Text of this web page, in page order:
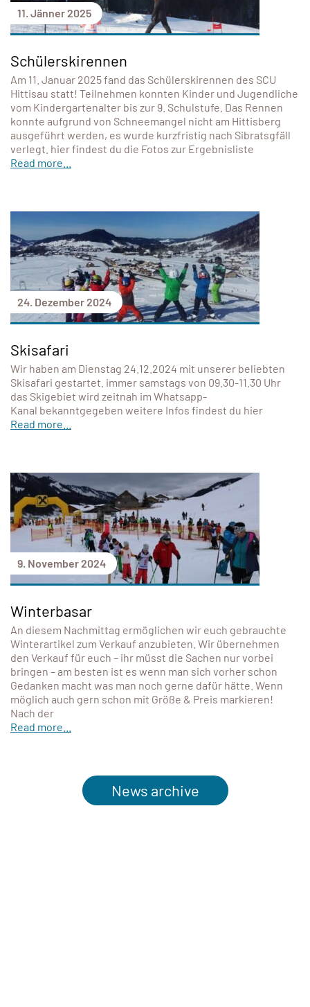
11. Jänner 2025
Schülerskirennen
Am 11. Januar 2025 fand das Schülerskirennen des SCU
Hittisau statt! Teilnehmen konnten Kinder und Jugendliche
vom Kindergartenalter bis zur 9. Schulstufe. Das Rennen
konnte aufgrund von Schneemangel nicht am Hittisberg
ausgeführt werden, es wurde kurzfristig nach Sibratsgfäll
verlegt. hier findest du die Fotos zur Ergebnisliste
Read more...
24. Dezember 2024
Skisafari
Wir haben am Dienstag 24.12.2024 mit unserer beliebten
Skisafari gestartet. immer samstags von 09.30-11.30 Uhr
das Skigebiet wird zeitnah im Whatsapp-
Kanal bekanntgegeben weitere Infos findest du hier
Read more...
9. November 2024
Winterbasar
An diesem Nachmittag ermöglichen wir euch gebrauchte
Winterartikel zum Verkauf anzubieten. Wir übernehmen
den Verkauf für euch – ihr müsst die Sachen nur vorbei
bringen – am besten ist es wenn man sich vorher schon
Gedanken macht was man noch gerne dafür hätte. Wenn
möglich auch gern schon mit Größe & Preis markieren!
Nach der
Read more...
News archive